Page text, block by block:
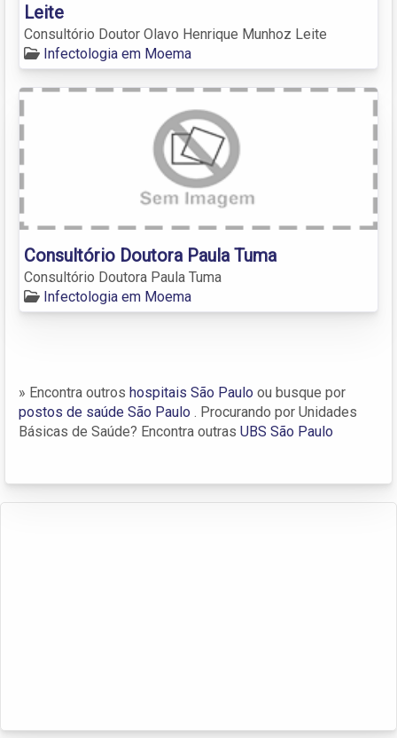
Leite
Consultório Doutor Olavo Henrique Munhoz Leite
Infectologia em Moema
Consultório Doutora Paula Tuma
Consultório Doutora Paula Tuma
Infectologia em Moema
» Encontra outros hospitais São Paulo ou busque por
postos de saúde São Paulo . Procurando por Unidades
Básicas de Saúde? Encontra outras UBS São Paulo